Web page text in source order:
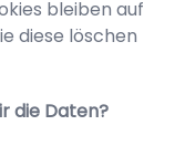
bleiben auf
diese löschen
die Daten?